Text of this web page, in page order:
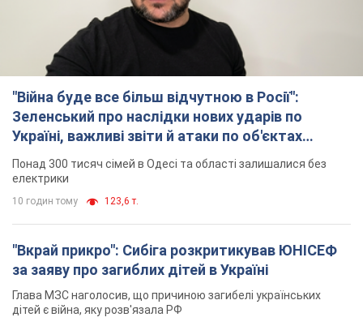
"Війна буде все більш відчутною в Росії":
Зеленський про наслідки нових ударів по
Україні, важливі звіти й атаки по об'єктах
ворога. Відео
Понад 300 тисяч сімей в Одесі та області залишалися без
електрики
10 годин тому 123,6 т.
"Вкрай прикро": Сибіга розкритикував ЮНІСЕФ
за заяву про загиблих дітей в Україні
Глава МЗС наголосив, що причиною загибелі українських
дітей є війна, яку розв'язала РФ